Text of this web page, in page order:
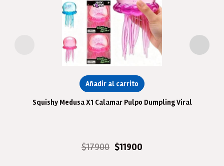
Añadir al carrito
Squishy Medusa X1 Calamar Pulpo Dumpling Viral
$17900
El
precio
$11900